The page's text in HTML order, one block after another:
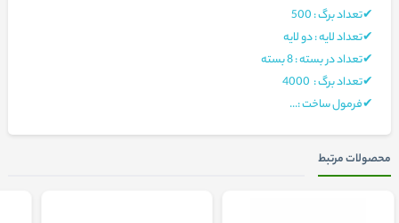
✔تعداد برگ : 500
✔تعداد لایه : دو لایه
✔تعداد در بسته : 8 بسته
✔تعداد برگ : 4000
✔فرمول ساخت :...
محصولات مرتبط